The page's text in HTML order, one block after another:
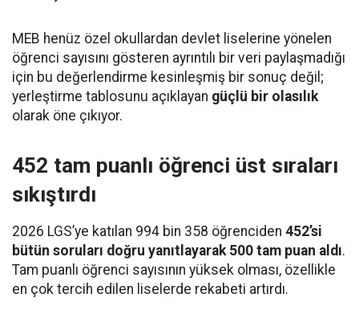
MEB henüz özel okullardan devlet liselerine yönelen
öğrenci sayısını gösteren ayrıntılı bir veri paylaşmadığı
için bu değerlendirme kesinleşmiş bir sonuç değil;
yerleştirme tablosunu açıklayan güçlü bir olasılık
olarak öne çıkıyor.
452 tam puanlı öğrenci üst sıraları
sıkıştırdı
2026 LGS’ye katılan 994 bin 358 öğrenciden 452’si
bütün soruları doğru yanıtlayarak 500 tam puan aldı.
Tam puanlı öğrenci sayısının yüksek olması, özellikle
en çok tercih edilen liselerde rekabeti artırdı.